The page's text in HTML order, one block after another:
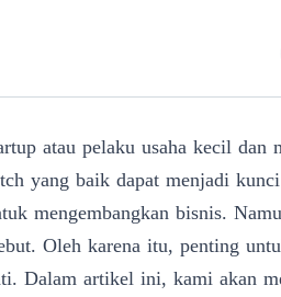
atau pelaku usaha kecil dan
yang baik dapat menjadi
mengembangkan bisnis.
Oleh karena itu, penting
Dalam artikel ini, kami akan